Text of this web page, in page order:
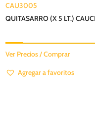
CAU3005
QUITASARRO (X 5 LT.)
Ver Precios / Comprar
Agregar a favoritos